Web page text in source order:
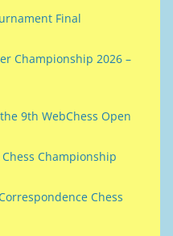
Final
Championship 2026 –
9th WebChess Open
Championship
Chess